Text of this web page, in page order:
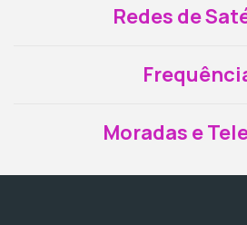
Redes de
Moradas e